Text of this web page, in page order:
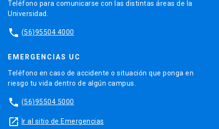
Teléfono para comunicarse con las distintas áreas de la
Universidad.
phone (56)95504 4000
EMERGENCIAS UC
Teléfono en caso de accidente o situación que ponga en
riesgo tu vida dentro de algún campus.
phone (56)95504 5000
launch Ir al sitio de Emergencias